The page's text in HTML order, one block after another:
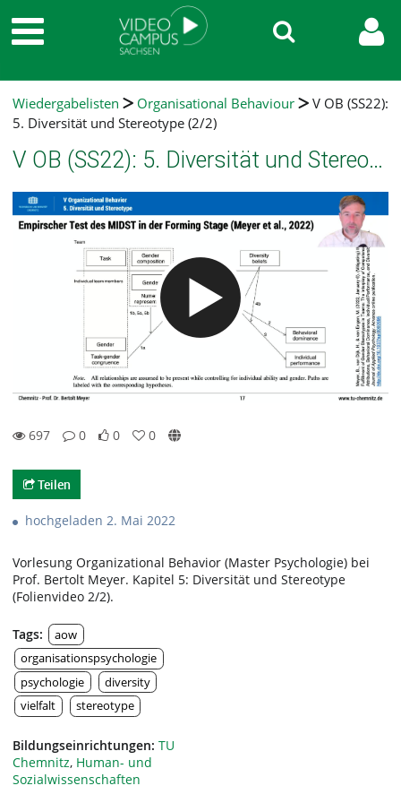
Wiedergabelisten Organisational Behaviour
V OB (SS22):
5. Diversität und Stereotype (2/2)
V OB (SS22): 5. Diversität und Stereotype (2/2)
697
0
0
0
Teilen
hochgeladen 2. Mai 2022
Vorlesung Organizational Behavior (Master Psychologie) bei
Prof. Bertolt Meyer. Kapitel 5: Diversität und Stereotype
(Folienvideo 2/2).
Tags:
aow
organisationspsychologie
psychologie
diversity
vielfalt
stereotype
Bildungseinrichtungen: TU
Chemnitz, Human- und
Sozialwissenschaften